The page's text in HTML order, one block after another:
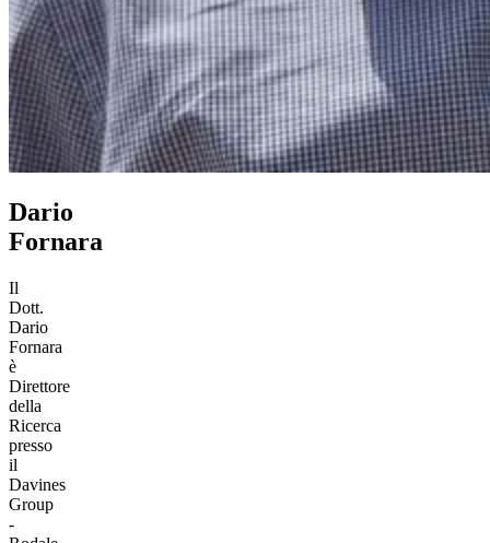
Dario
Fornara
Il
Dott.
Dario
Fornara
è
Direttore
della
Ricerca
presso
il
Davines
Group
-